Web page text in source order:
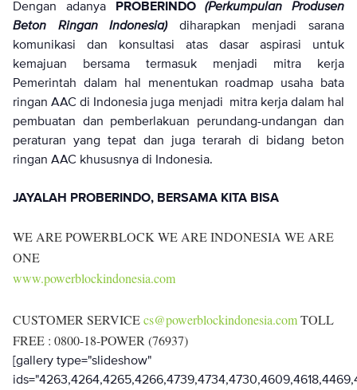
Dengan adanya PROBERINDO(Perkumpulan Produsen
Beton Ringan Indonesia)diharapkan menjadi sarana
komunikasi dan konsultasi atas dasar aspirasi untuk
kemajuan bersama termasuk menjadi mitra kerja
Pemerintah dalam hal menentukan roadmap usaha bata
ringan AAC di Indonesia juga menjadi mitra kerja dalam hal
pembuatan dan pemberlakuan perundang-undangan dan
peraturan yang tepat dan juga terarah di bidang beton
ringan AAC khususnya di Indonesia.
JAYALAH PROBERINDO, BERSAMA KITA BISA
WE ARE POWERBLOCK WE ARE INDONESIA WE ARE
ONE
www.powerblockindonesia.com
CUSTOMER SERVICEcs@powerblockindonesia.comTOLL
FREE : 0800-18-POWER (76937)
[gallery type="slideshow"